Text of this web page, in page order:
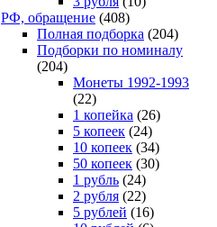
РФ, обращение (408)
Полная подборка (204)
Подборки по номиналу
(204)
Монеты 1992-1993
(22)
1 копейка (26)
5 копеек (24)
10 копеек (34)
50 копеек (30)
1 рубль (24)
2 рубля (22)
5 рублей (16)